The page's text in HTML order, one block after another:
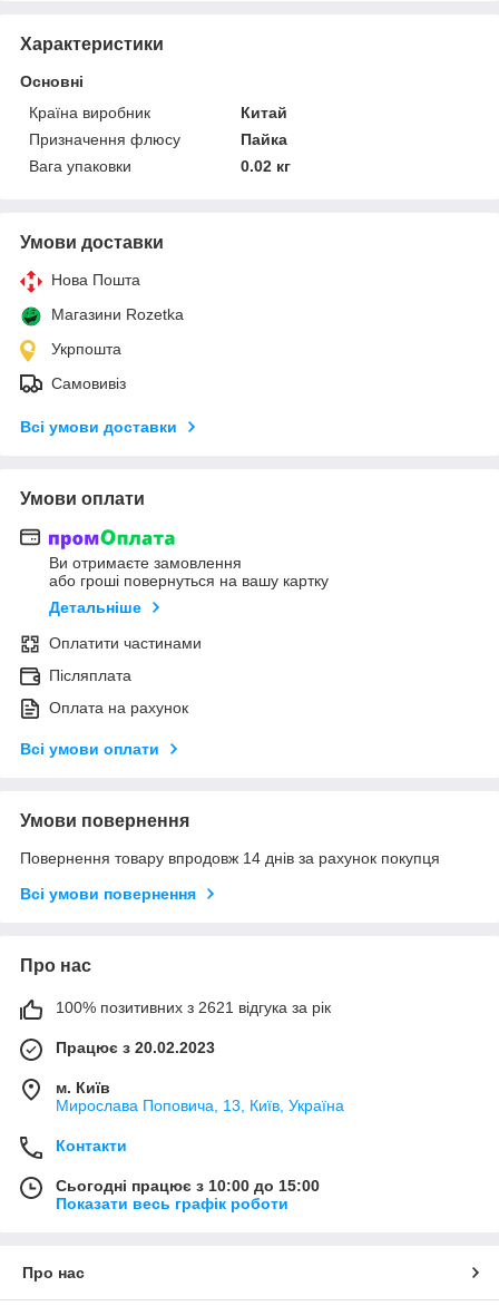
Характеристики
Основні
Країна виробник
Китай
Призначення флюсу
Пайка
Вага упаковки
0.02 кг
Умови доставки
Нова Пошта
Магазини Rozetka
Укрпошта
Самовивіз
Всі умови доставки
Умови оплати
Ви отримаєте замовлення
або гроші повернуться на вашу картку
Детальніше
Оплатити частинами
Післяплата
Оплата на рахунок
Всі умови оплати
Умови повернення
Повернення товару впродовж 14 днів за рахунок покупця
Всі умови повернення
Про нас
100% позитивних з 2621 відгука за рік
Працює з 20.02.2023
м. Київ
Мирослава Поповича, 13, Київ, Україна
Контакти
Сьогодні працює з 10:00 до 15:00
Показати весь графік роботи
Про нас